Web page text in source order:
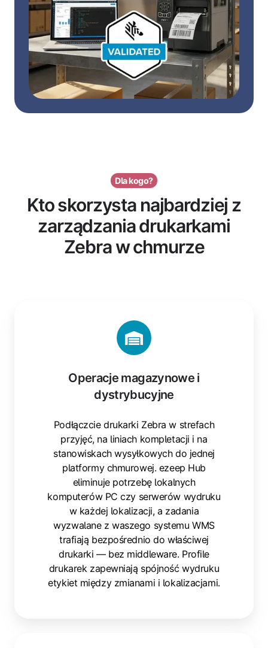
Dla kogo?
Kto skorzysta najbardziej z
zarządzania drukarkami
Zebra w chmurze
Operacje magazynowe i
dystrybucyjne
Podłączcie drukarki Zebra w strefach
przyjęć, na liniach kompletacji i na
stanowiskach wysyłkowych do jednej
platformy chmurowej. ezeep Hub
eliminuje potrzebę lokalnych
komputerów PC czy serwerów wydruku
w każdej lokalizacji, a zadania
wyzwalane z waszego systemu WMS
trafiają bezpośrednio do właściwej
drukarki — bez middleware. Profile
drukarek zapewniają spójność wydruku
etykiet między zmianami i lokalizacjami.
magazynowe
i
dystrybucyjne